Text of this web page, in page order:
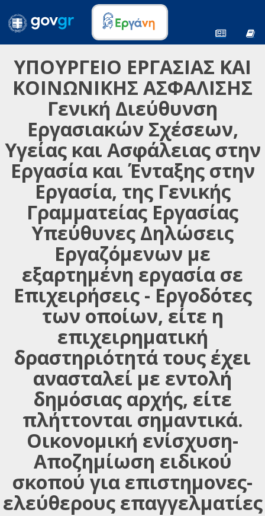
ΥΠΟΥΡΓΕΙΟ ΕΡΓΑΣΙΑΣ ΚΑΙ
ΚΟΙΝΩΝΙΚΗΣ ΑΣΦΑΛΙΣΗΣ
Γενική Διεύθυνση
Εργασιακών Σχέσεων,
Υγείας και Ασφάλειας στην
Εργασία και Ένταξης στην
Εργασία, της Γενικής
Γραμματείας Εργασίας
Υπεύθυνες Δηλώσεις
Εργαζόμενων με
εξαρτημένη εργασία σε
Επιχειρήσεις - Εργοδότες
των οποίων, είτε η
επιχειρηματική
δραστηριότητά τους έχει
ανασταλεί με εντολή
δημόσιας αρχής, είτε
πλήττονται σημαντικά.
Οικονομική ενίσχυση-
Αποζημίωση ειδικού
σκοπού για επιστημονες-
ελεύθερους επαγγελματίες